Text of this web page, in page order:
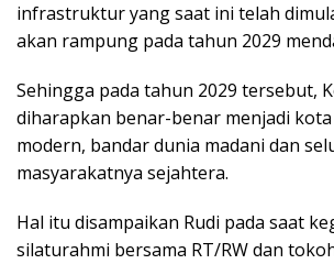
infrastruktur yang saat ini telah
akan rampung pada tahun 2029
Sehingga pada tahun 2029 tersebut,
diharapkan benar-benar menjadi
modern, bandar dunia madani dan
masyarakatnya sejahtera.
Hal itu disampaikan Rudi pada saat
silaturahmi bersama RT/RW dan